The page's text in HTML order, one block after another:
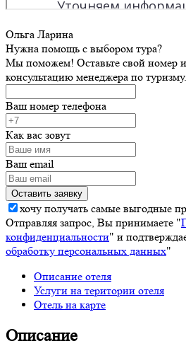
Ольга Ларина
Нужна помощь с выбором тура?
Мы поможем! Оставьте свой номер
консультацию менеджера по туризму.
Ваш номер телефона
Как вас зовут
Ваш email
хочу получать самые выгодные
Отправляя запрос, Вы принимаете "
конфиденциальности" и
обработку персональных данных"
Описание отеля
Услуги на територии отеля
Отель на карте
Описание